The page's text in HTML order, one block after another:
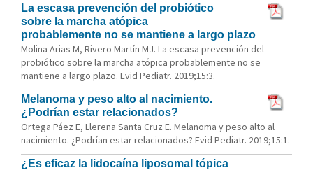
La escasa prevención del probiótico
sobre la marcha atópica
probablemente no se mantiene a largo plazo
Molina Arias M, Rivero Martín MJ. La escasa prevención del
probiótico sobre la marcha atópica probablemente no se
mantiene a largo plazo. Evid Pediatr. 2019;15:3.
Melanoma y peso alto al nacimiento.
¿Podrían estar relacionados?
Ortega Páez E, Llerena Santa Cruz E. Melanoma y peso alto al
nacimiento. ¿Podrían estar relacionados? Evid Pediatr. 2019;15:1.
¿Es eficaz la lidocaína liposomal tópica